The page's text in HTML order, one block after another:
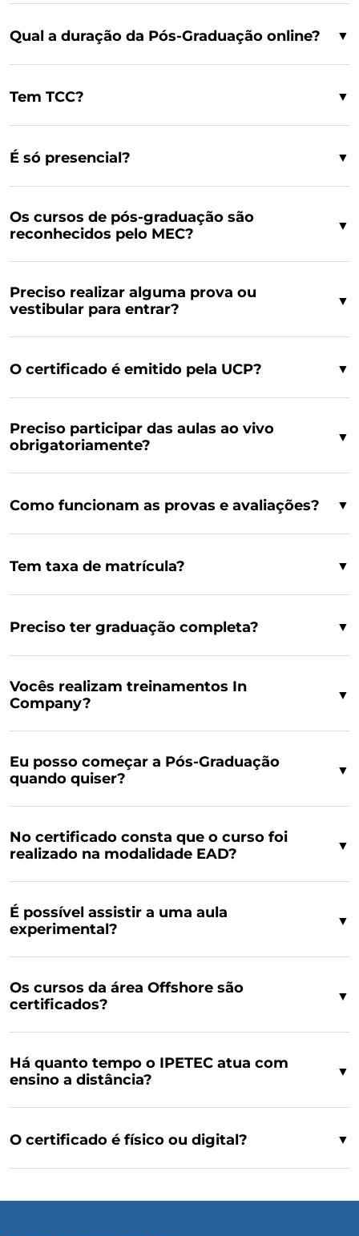
Qual a duração da Pós-Graduação online? ▼
Tem TCC? ▼
É só presencial? ▼
Os cursos de pós-graduação são
reconhecidos pelo MEC?
▼
Preciso realizar alguma prova ou
vestibular para entrar?
▼
O certificado é emitido pela UCP? ▼
Preciso participar das aulas ao vivo
obrigatoriamente?
▼
Como funcionam as provas e avaliações? ▼
Tem taxa de matrícula? ▼
Preciso ter graduação completa? ▼
Vocês realizam treinamentos In
Company?
▼
Eu posso começar a Pós-Graduação
quando quiser?
▼
No certificado consta que o curso foi
realizado na modalidade EAD?
▼
É possível assistir a uma aula
experimental?
▼
Os cursos da área Offshore são
certificados?
▼
Há quanto tempo o IPETEC atua com
ensino a distância?
▼
O certificado é físico ou digital? ▼